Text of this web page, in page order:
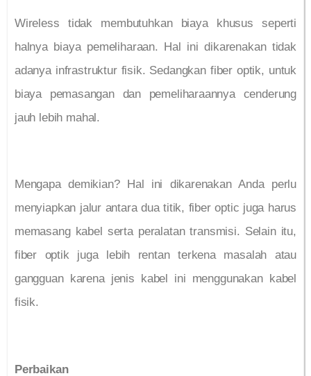
Wireless tidak membutuhkan biaya khusus seperti
halnya biaya pemeliharaan. Hal ini dikarenakan tidak
adanya infrastruktur fisik. Sedangkan fiber optik, untuk
biaya pemasangan dan pemeliharaannya cenderung
jauh lebih mahal.
Mengapa demikian? Hal ini dikarenakan Anda perlu
menyiapkan jalur antara dua titik, fiber optic juga harus
memasang kabel serta peralatan transmisi. Selain itu,
fiber optik juga lebih rentan terkena masalah atau
gangguan karena jenis kabel ini menggunakan kabel
fisik.
Perbaikan